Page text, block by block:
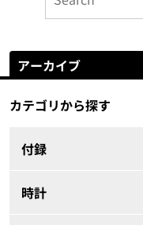
アーカイブ
カテゴリから探す
付録
時計